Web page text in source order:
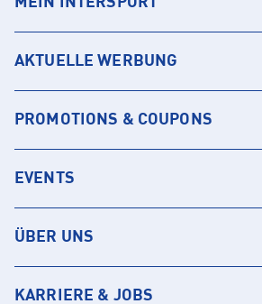
AKTUELLE WERBUNG
PROMOTIONS & COUPONS
EVENTS
ÜBER UNS
KARRIERE & JOBS